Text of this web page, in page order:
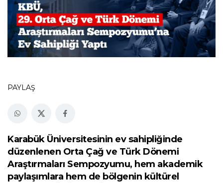
PAYLAŞ
Karabük Üniversitesinin ev sahipliğinde
düzenlenen Orta Çağ ve Türk Dönemi
Araştırmaları Sempozyumu, hem akademik
paylaşımlara hem de bölgenin kültürel